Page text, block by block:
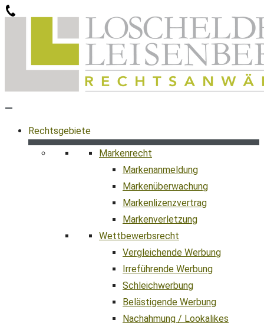
Zum
Rechtsgebiete
Markenrecht
Markenanmeldung
Markenüberwachung
Markenlizenzvertrag
Markenverletzung
Wettbewerbsrecht
Vergleichende Werbung
Irreführende Werbung
Schleichwerbung
Belästigende Werbung
Nachahmung / Lookalikes